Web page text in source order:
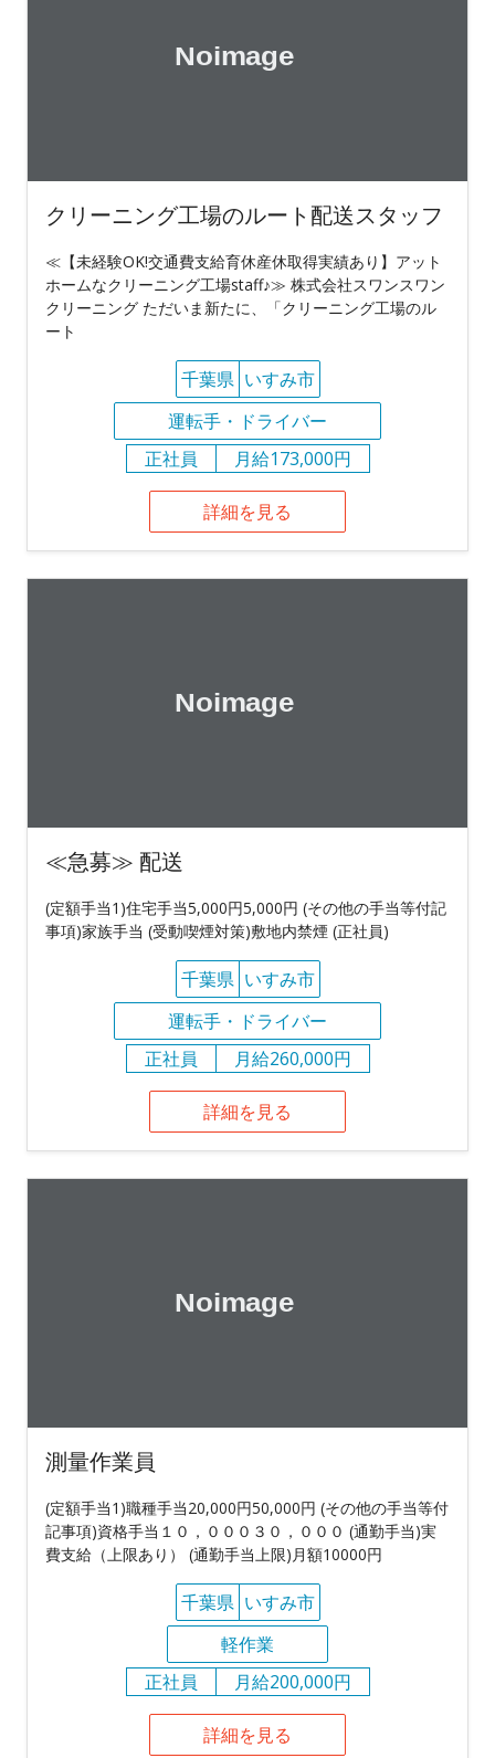
クリーニング工場のルート配送スタッフ
≪【未経験OK!交通費支給育休産休取得実績あり】アット
ホームなクリーニング工場staff♪≫ 株式会社スワンスワン
クリーニング ただいま新たに、「クリーニング工場のル
ート
千葉県 いすみ市
運転手・ドライバー
正社員
月給173,000円
詳細を見る
≪急募≫ 配送
(定額手当1)住宅手当5,000円5,000円 (その他の手当等付記
事項)家族手当 (受動喫煙対策)敷地内禁煙 (正社員)
千葉県 いすみ市
運転手・ドライバー
正社員
月給260,000円
詳細を見る
測量作業員
(定額手当1)職種手当20,000円50,000円 (その他の手当等付
記事項)資格手当１０，０００３０，０００ (通勤手当)実
費支給（上限あり） (通勤手当上限)月額10000円
千葉県 いすみ市
軽作業
正社員
月給200,000円
詳細を見る